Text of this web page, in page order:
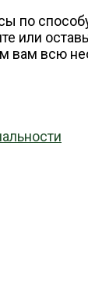
по
или
вам всю